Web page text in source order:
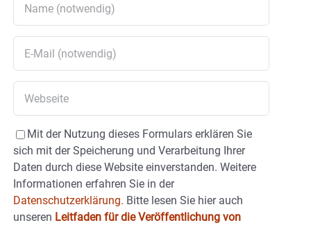
Mit der Nutzung dieses Formulars erklären Sie
sich mit der Speicherung und Verarbeitung Ihrer
Daten durch diese Website einverstanden. Weitere
Informationen erfahren Sie in der
Datenschutzerklärung. Bitte lesen Sie hier auch
unseren Leitfaden für die Veröffentlichung von